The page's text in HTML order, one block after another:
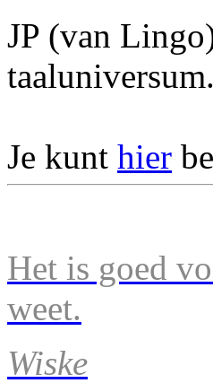
JP (van
taaluniversum.
Je kunt hier
Het is goed
weet.
Wiske